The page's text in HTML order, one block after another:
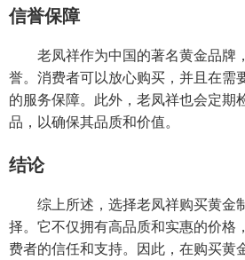
信誉保障
老凤祥作为中国的著名黄金品牌
誉。消费者可以放心购买，并且在需
的服务保障。此外，老凤祥也会定期
品，以确保其品质和价值。
结论
综上所述，选择老凤祥购买黄金
择。它不仅拥有高品质和实惠的价格
费者的信任和支持。因此，在购买黄